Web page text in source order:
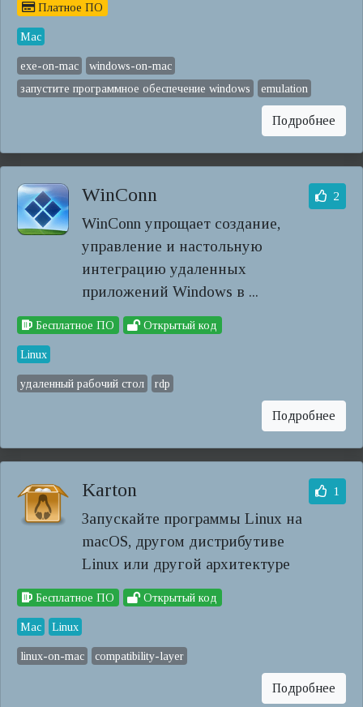
Платное ПО
Mac
exe-on-mac
windows-on-mac
запустите программное обеспечение windows
emulation
Подробнее
WinConn
WinConn упрощает создание,
управление и настольную
интеграцию удаленных
приложений Windows в ...
2
Бесплатное ПО Открытый код
Linux
удаленный рабочий стол rdp
Подробнее
Karton
Запускайте программы Linux на
macOS, другом дистрибутиве
Linux или другой архитектуре
1
Бесплатное ПО Открытый код
Mac Linux
linux-on-mac compatibility-layer
Подробнее